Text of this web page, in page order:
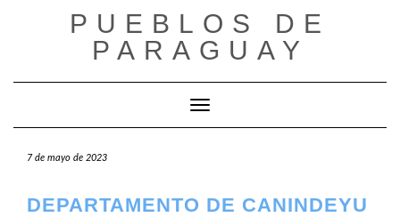
PUEBLOS DE
PARAGUAY
Cambiar modo de navegación
7 de mayo de 2023
DEPARTAMENTO DE CANINDEYU